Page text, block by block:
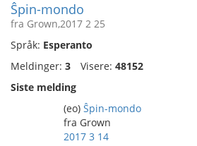
Ŝpin-mondo
fra Grown,2017 2 25
Språk: Esperanto
Meldinger: 3 Visere: 48152
Siste melding
(eo) Ŝpin-mondo
fra Grown
2017 3 14